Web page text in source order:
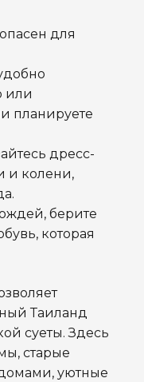
для
или
планируете
дресс-
и колени,
берите
которая
Таиланд
суеты. Здесь
старые
уютные